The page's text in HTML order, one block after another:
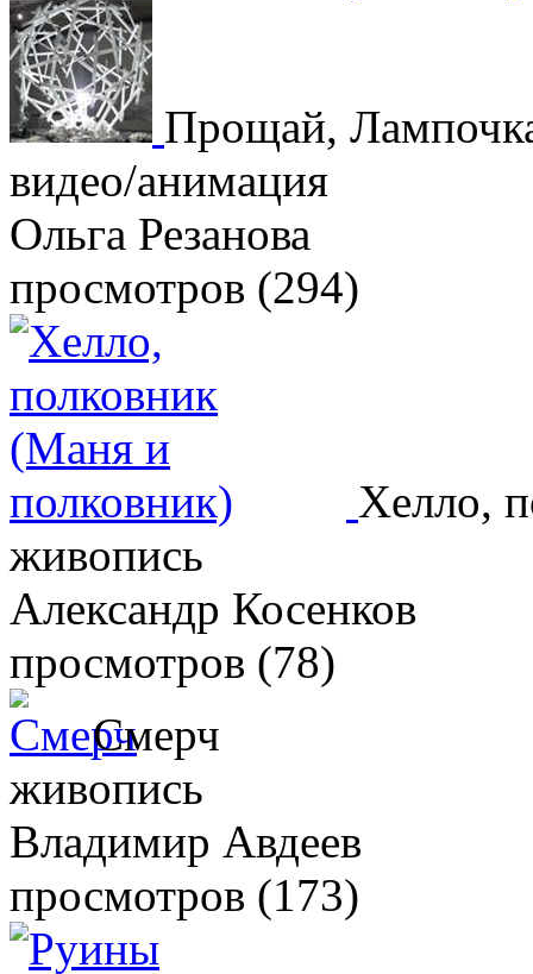
Прощай,
видео/анимация
Ольга Резанова
просмотров (294)
Хелло,
живопись
Александр Косенков
просмотров (78)
Смерч
живопись
Владимир Авдеев
просмотров (173)